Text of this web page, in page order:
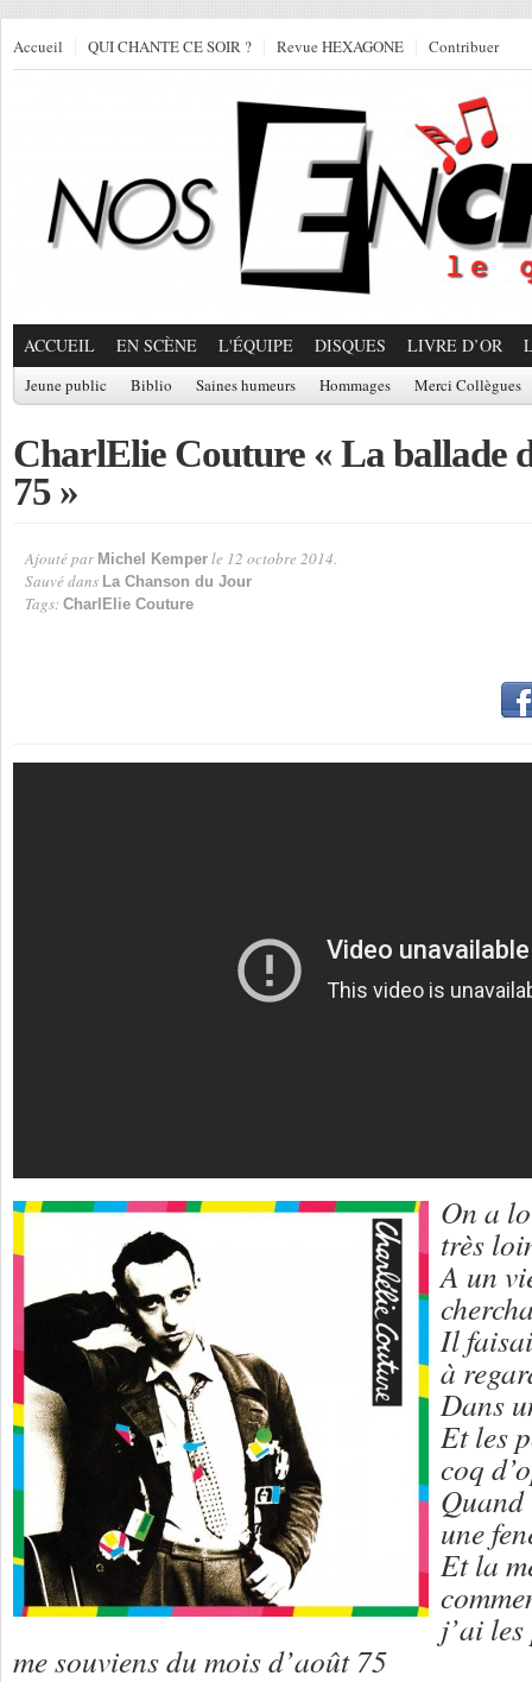
Accueil QUI CHANTE CE SOIR ? Revue HEXAGONE Contribuer
ACCUEIL EN SCÈNE L'ÉQUIPE DISQUES LIVRE D’OR
Jeune public Biblio Saines humeurs Hommages Merci Collègues
CharlElie Couture « La ballade
75 »
Ajouté par Michel Kemper le 12 octobre 2014.
Sauvé dans La Chanson du Jour
Tags: CharlElie Couture
On a
très
A un
Il
à
Dans
Et les
coq
Quand
une
Et la
j’ai
me souviens du mois d’août 75